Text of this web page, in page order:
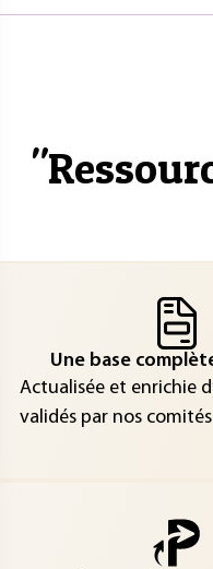
"
Une base
Actualisée et enrichie
validés par nos